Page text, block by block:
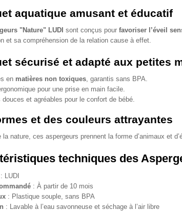
aquatique amusant et éducatif
"Nature" LUDI sont conçus pour favoriser l’éveil
et sa compréhension de la relation cause à effet.
sécurisé et adapté aux petites
en matières non toxiques , garantis sans BPA.
pour une prise en main facile.
douces et agréables pour le confort de bébé.
et des couleurs attrayantes
la nature, ces aspergeurs prennent la forme d’animaux et
techniques des
: LUDI
: À partir de 10 mois
: Plastique souple, sans BPA
: Lavable à l’eau savonneuse et séchage à l’air libre